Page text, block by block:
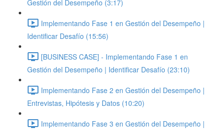
Gestión del Desempeño (3:17)
Implementando Fase 1 en Gestión del Desempeño |
Identificar Desafío (15:56)
[BUSINESS CASE] - Implementando Fase 1 en
Gestión del Desempeño | Identificar Desafío (23:10)
Implementando Fase 2 en Gestión del Desempeño |
Entrevistas, Hipótesis y Datos (10:20)
Implementando Fase 3 en Gestión del Desempeño |